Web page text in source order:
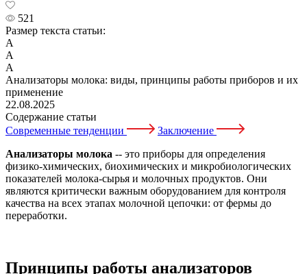
521
Размер текста статьи:
А
А
А
Анализаторы молока: виды, принципы работы приборов и их
применение
22.08.2025
Содержание статьи
Современные тенденции
Заключение
Анализаторы молока -- это приборы для определения
физико-химических, биохимических и микробиологических
показателей молока-сырья и молочных продуктов. Они
являются критически важным оборудованием для контроля
качества на всех этапах молочной цепочки: от фермы до
переработки.
Принципы работы анализаторов